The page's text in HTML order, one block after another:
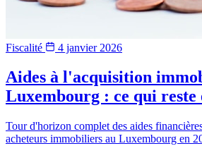
Fiscalité 4 janvier 2026
Aides à l'acquisition
Luxembourg : ce qui reste
Tour d'horizon complet des aides
acheteurs immobiliers au Luxembourg en